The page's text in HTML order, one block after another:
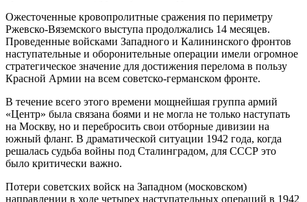
Ожесточенные кровопролитные сражения по периметру
Ржевско-Вяземского выступа продолжались 14 месяцев.
Проведенные войсками Западного и Калининского фронтов
наступательные и оборонительные операции имели огромное
стратегическое значение для достижения перелома в пользу
Красной Армии на всем советско-германском фронте.
В течение всего этого времени мощнейшая группа армий
«Центр» была связана боями и не могла не только наступать
на Москву, но и перебросить свои отборные дивизии на
южный фланг. В драматической ситуации 1942 года, когда
решалась судьба войны под Сталинградом, для СССР это
было критически важно.
Потери советских войск на Западном (московском)
направлении в ходе четырех наступательных операций в 1942